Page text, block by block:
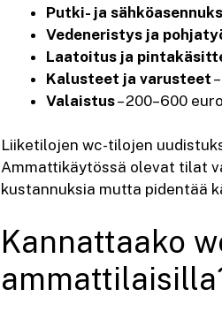
Putki- ja
Vedeneristys ja
Laatoitus ja
Kalusteet ja varusteet
Valaistus– 200–600
Liiketilojen wc-tilojen
Ammattikäytössä olevat tilat
kustannuksia mutta pidentää
Kannattaako